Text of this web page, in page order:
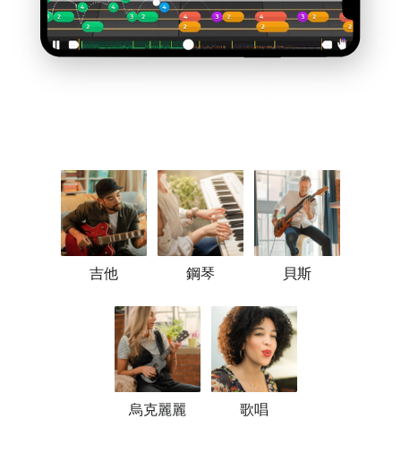
吉他 鋼琴 貝斯
烏克麗麗 歌唱